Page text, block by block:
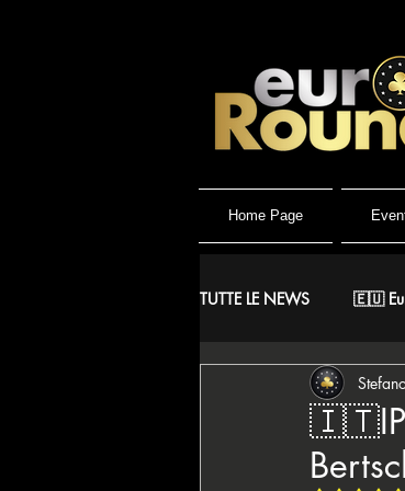
Home Page
TUTTE LE NEWS 🇪🇺
🐺 Wolf Millionaire
🇪🇸 CNP Circuito